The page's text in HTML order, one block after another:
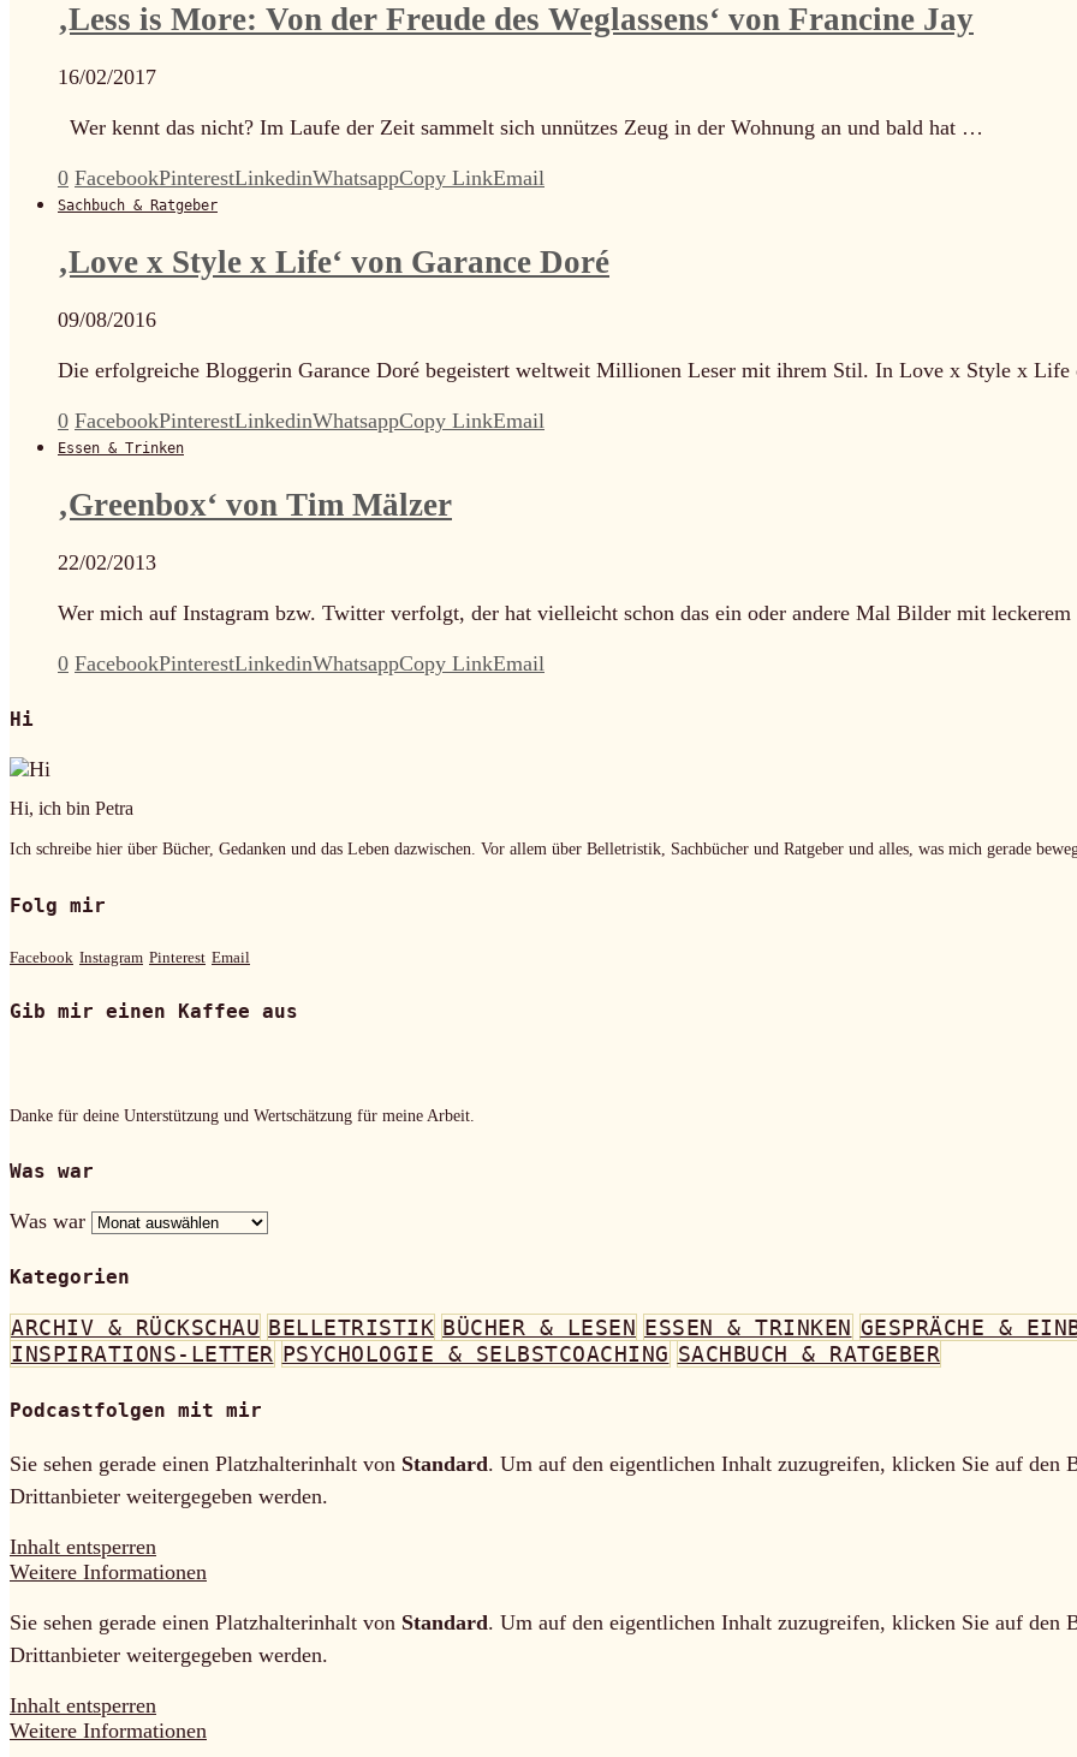
‚Less is More: Von der Freude des Weglassens‘ von Francine Jay
16/02/2017
Wer kennt das nicht? Im Laufe der Zeit sammelt sich unnützes Zeug in der Wohnung an und bald hat …
0 FacebookPinterestLinkedinWhatsappCopy LinkEmail
Sachbuch & Ratgeber
‚Love x Style x Life‘ von Garance Doré
09/08/2016
Die erfolgreiche Bloggerin Garance Doré begeistert weltweit Millionen Leser mit ihrem Stil. In Love x Style x
0 FacebookPinterestLinkedinWhatsappCopy LinkEmail
Essen & Trinken
‚Greenbox‘ von Tim Mälzer
22/02/2013
Wer mich auf Instagram bzw. Twitter verfolgt, der hat vielleicht schon das ein oder andere Mal Bilder mit
0 FacebookPinterestLinkedinWhatsappCopy LinkEmail
Hi
Hi, ich bin Petra
Ich schreibe hier über Bücher, Gedanken und das Leben dazwischen. Vor allem über Belletristik, Sachbücher und Ratgeber und alles, was mich gerade
Folg mir
Facebook Instagram Pinterest Email
Gib mir einen Kaffee aus
Danke für deine Unterstützung und Wertschätzung für meine Arbeit.
Was war
Was war
Kategorien
ARCHIV & RÜCKSCHAU BELLETRISTIK BÜCHER & LESEN ESSEN & TRINKEN GESPRÄCHE &
INSPIRATIONS-LETTER PSYCHOLOGIE & SELBSTCOACHING SACHBUCH & RATGEBER
Podcastfolgen mit mir
Sie sehen gerade einen Platzhalterinhalt von Standard. Um auf den eigentlichen Inhalt zuzugreifen, klicken Sie auf den
Drittanbieter weitergegeben werden.
Inhalt entsperren
Weitere Informationen
Sie sehen gerade einen Platzhalterinhalt von Standard. Um auf den eigentlichen Inhalt zuzugreifen, klicken Sie auf den
Drittanbieter weitergegeben werden.
Inhalt entsperren
Weitere Informationen